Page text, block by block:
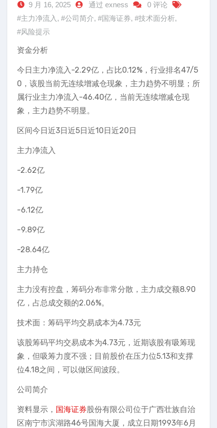
9 月 16, 2025 通过 exness
0 评论
#主力净流入 , #公司简介, #国海证券, #技术面分析,
#风险提示
资金分析
今日主力净流入-2.29亿，占比0.12%，行业排名47/5
0，该股当前无连续增减仓现象，主力趋势不明显；所
属行业主力净流入-46.40亿，当前无连续增减仓现
象，主力趋势不明显。
区间今日近3日近5日近10日近20日
主力净流入
-2.62亿
-1.79亿
-6.12亿
-9.89亿
-28.64亿
主力持仓
主力没有控盘，筹码分布非常分散，主力成交额8.90
亿，占总成交额的2.06%。
技术面：筹码平均交易成本为4.73元
该股筹码平均交易成本为4.73元，近期该股有吸筹现
象，但吸筹力度不强；目前股价在压力位5.13和支撑
位4.18之间，可以做区间波段。
公司简介
资料显示， 国海证券股份有限公司位于广西壮族自治
区南宁市滨湖路46号国海大厦，成立日期1993年6月